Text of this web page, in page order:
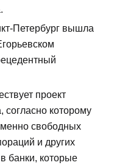
Петербург вышла
проект
согласно которому
свободных
и других
банки, которые